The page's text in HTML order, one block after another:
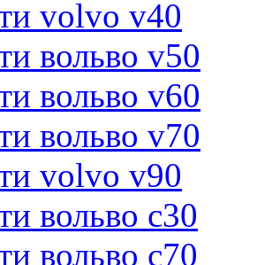
volvo v40
вольво v50
вольво v60
вольво v70
volvo v90
вольво c30
вольво c70